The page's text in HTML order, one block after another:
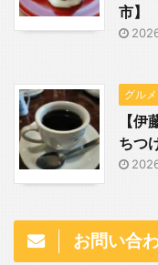
市】
グルメ
【
ちつ
お問い合